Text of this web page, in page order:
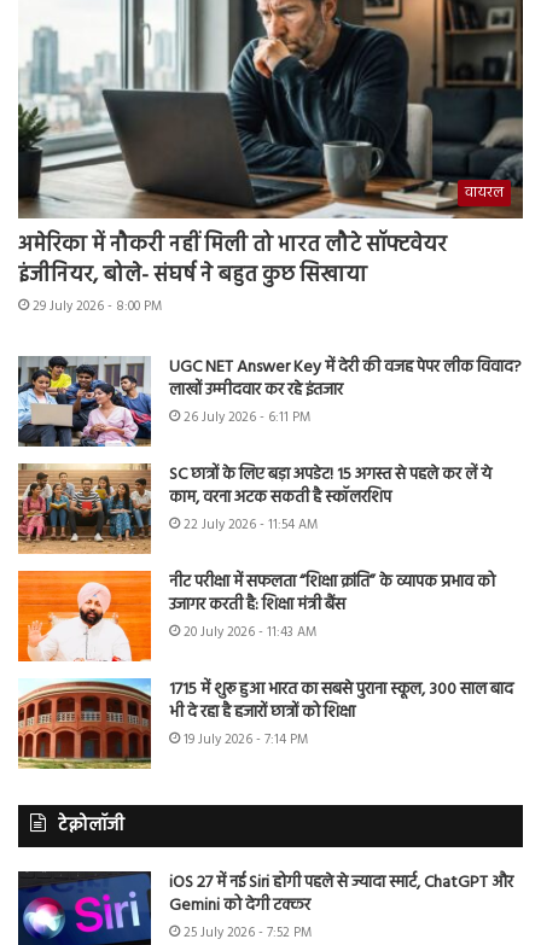
वायरल
अमेरिका में नौकरी नहीं मिली तो भारत लौटे सॉफ्टवेयर
इंजीनियर, बोले- संघर्ष ने बहुत कुछ सिखाया
29 July 2026 - 8:00 PM
UGC NET Answer Key में देरी की वजह पेपर लीक विवाद?
लाखों उम्मीदवार कर रहे इंतजार
26 July 2026 - 6:11 PM
SC छात्रों के लिए बड़ा अपडेट! 15 अगस्त से पहले कर लें ये
काम, वरना अटक सकती है स्कॉलरशिप
22 July 2026 - 11:54 AM
नीट परीक्षा में सफलता “शिक्षा क्रांति” के व्यापक प्रभाव को
उजागर करती है: शिक्षा मंत्री बैंस
20 July 2026 - 11:43 AM
1715 में शुरू हुआ भारत का सबसे पुराना स्कूल, 300 साल बाद
भी दे रहा है हजारों छात्रों को शिक्षा
19 July 2026 - 7:14 PM
टेक्नोलॉजी
iOS 27 में नई Siri होगी पहले से ज्यादा स्मार्ट, ChatGPT और
Gemini को देगी टक्कर
25 July 2026 - 7:52 PM